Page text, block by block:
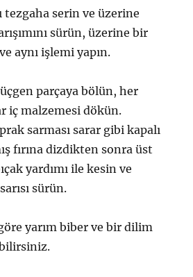
tezgaha serin ve üzerine
sürün, üzerine bir
aynı işlemi yapın.
parçaya bölün, her
iç malzemesi dökün.
sarması sarar gibi kapalı
fırına dizdikten sonra üst
yardımı ile kesin ve
sürün.
yarım biber ve bir dilim